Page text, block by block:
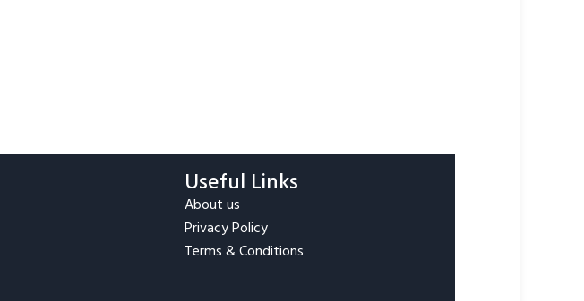
Useful Links
About us
Privacy Policy
Terms & Conditions